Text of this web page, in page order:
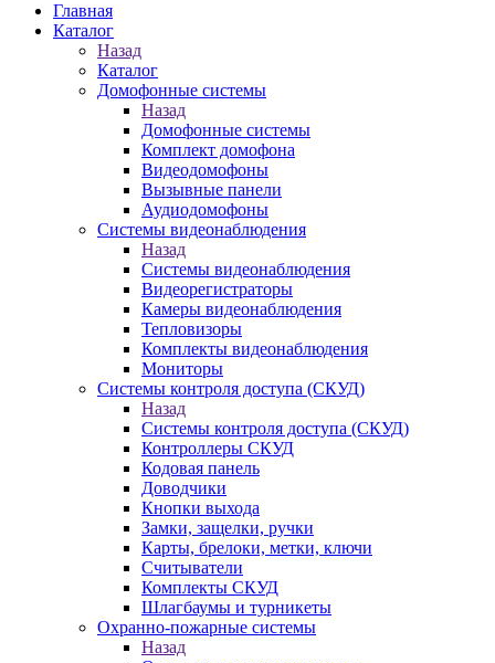
Главная
Каталог
Назад
Каталог
Домофонные системы
Назад
Домофонные системы
Комплект домофона
Видеодомофоны
Вызывные панели
Аудиодомофоны
Системы видеонаблюдения
Назад
Системы видеонаблюдения
Видеорегистраторы
Камеры видеонаблюдения
Тепловизоры
Комплекты видеонаблюдения
Мониторы
Системы контроля доступа (СКУД)
Назад
Системы контроля доступа (СКУД)
Контроллеры СКУД
Кодовая панель
Доводчики
Кнопки выхода
Замки, защелки, ручки
Карты, брелоки, метки, ключи
Считыватели
Комплекты СКУД
Шлагбаумы и турникеты
Охранно-пожарные системы
Назад